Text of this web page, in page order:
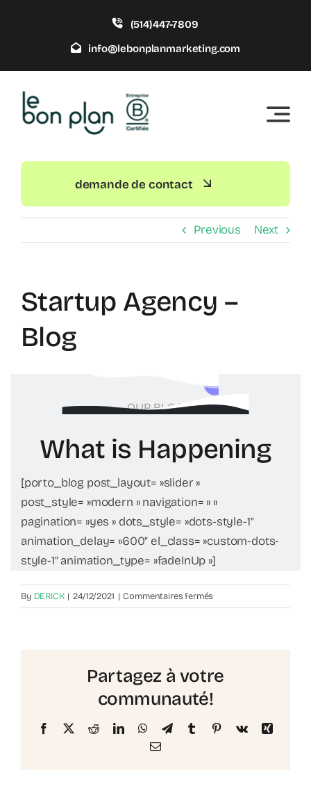
(514)447-7809
info@lebonplanmarketing.com
demande de contact
Previous Next
Startup Agency –
Blog
OUR BLOG
What is Happening
[porto_blog post_layout= »slider »
post_style= »modern » navigation= » »
pagination= »yes » dots_style= »dots-style-1″
animation_delay= »600″ el_class= »custom-dots-
style-1″ animation_type= »fadeInUp »]
By DERICK | 24/12/2021 | Commentaires ferméssur
Startup
Partagez à votre
communauté!
Facebook
X RedditLinkedInWhatsApp
TelegramTumblr PinterestVk
Xing
Email